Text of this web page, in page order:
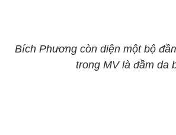
Bích Phương còn diện một bộ
trong MV là đầm da